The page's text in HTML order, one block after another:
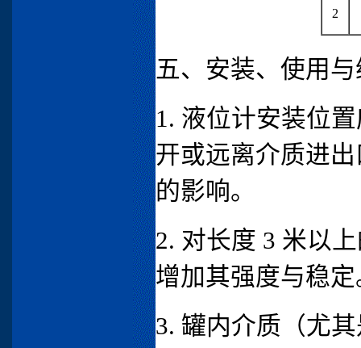
2
五、安装、使用
1. 液位计安装位
开或远离介质进
的影响。
2. 对长度 3 米以
增加其强度与稳定
3. 罐内介质（尤